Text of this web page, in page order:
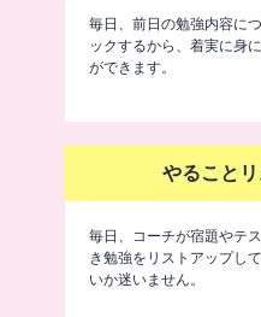
毎日、前日の勉強内容に
ックするから、着実に身
ができます。
やること
毎日、コーチが宿題やテ
き勉強をリストアップし
いか迷いません。